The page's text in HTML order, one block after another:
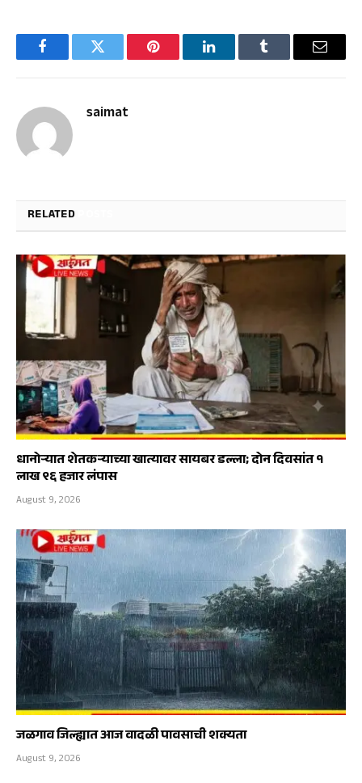
FacebookTwitter Pinterest LinkedInTumblr Email
saimat
RELATED
धानोऱ्यात शेतकऱ्याच्या खात्यावर सायबर डल्ला; दोन दिवसांत १
लाख ९६ हजार लंपास
August 9, 2026
जळगाव जिल्ह्यात आज वादळी पावसाची शक्यता
August 9, 2026